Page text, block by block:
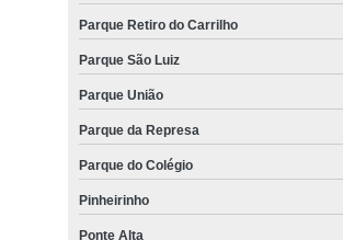
Parque Retiro do Carrilho
Parque São Luiz
Parque União
Parque da Represa
Parque do Colégio
Pinheirinho
Ponte Alta